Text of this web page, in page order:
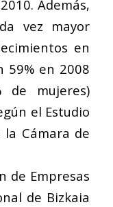
Además,
vez mayor
en
59% en 2008
de mujeres)
el Estudio
Cámara de
de Empresas
de Bizkaia